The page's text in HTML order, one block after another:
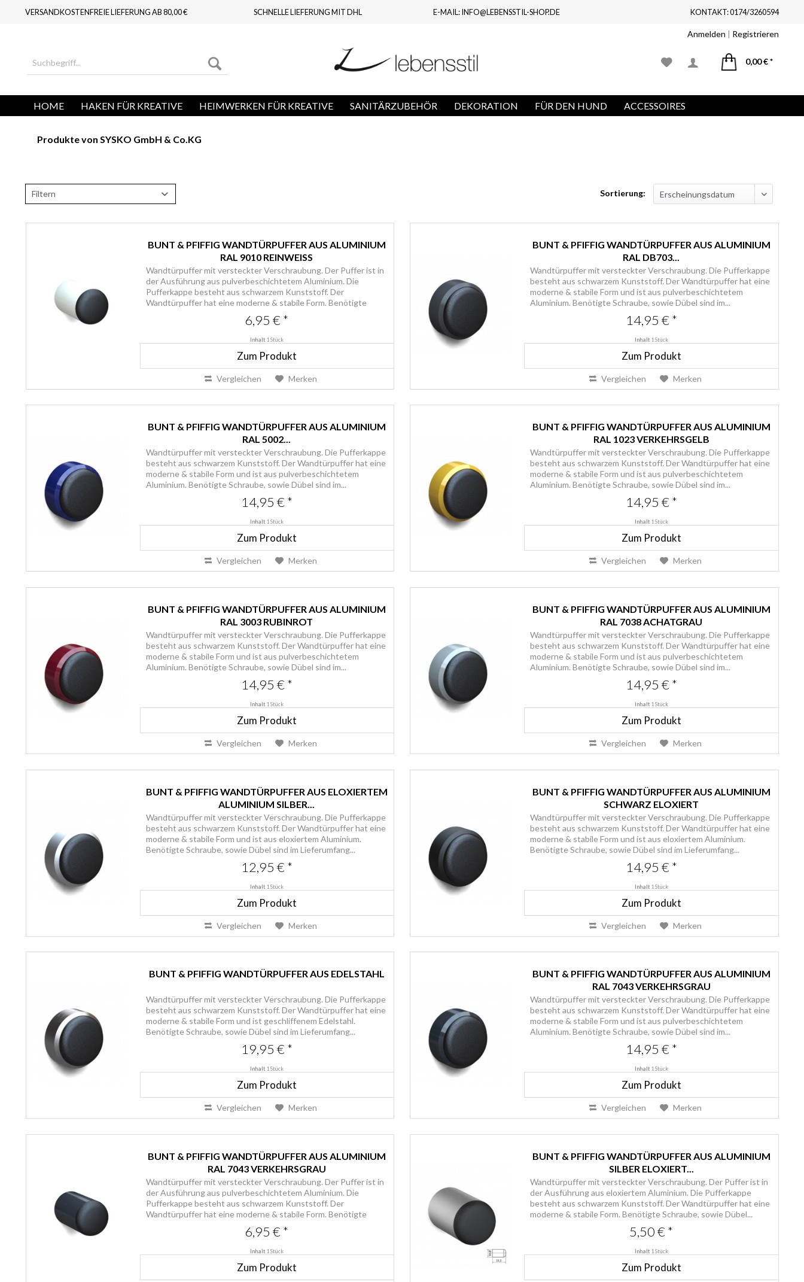
VERSANDKOSTENFREIE LIEFERUNG AB 80,00 € SCHNELLE LIEFERUNG MIT DHL E-MAIL: INFO@LEBENSSTIL-SHOP.DE KONTAKT: 0174/3260594
Anmelden | Registrieren
0,00 € *
HOME HAKEN FÜR KREATIVE HEIMWERKEN FÜR KREATIVE SANITÄRZUBEHÖR DEKORATION FÜR DEN HUND ACCESSOIRES
Produkte von SYSKO GmbH & Co.KG
Filtern Sortierung:
BUNT & PFIFFIG WANDTÜRPUFFER AUS ALUMINIUM
RAL 9010 REINWEISS
Wandtürpuffer mit versteckter Verschraubung. Der Puffer ist in
der Ausführung aus pulverbeschichtetem Aluminium. Die
Pufferkappe besteht aus schwarzem Kunststoff. Der
Wandtürpuffer hat eine moderne & stabile Form. Benötigte
6,95 € *
Inhalt 1 Stück
Zum Produkt
Vergleichen Merken
BUNT & PFIFFIG WANDTÜRPUFFER AUS ALUMINIUM
RAL DB703...
Wandtürpuffer mit versteckter Verschraubung. Die Pufferkappe
besteht aus schwarzem Kunststoff. Der Wandtürpuffer hat eine
moderne & stabile Form und ist aus pulverbeschichtetem
Aluminium. Benötigte Schraube, sowie Dübel sind im...
14,95 € *
Inhalt 1 Stück
Zum Produkt
Vergleichen Merken
BUNT & PFIFFIG WANDTÜRPUFFER AUS ALUMINIUM
RAL 5002...
Wandtürpuffer mit versteckter Verschraubung. Die Pufferkappe
besteht aus schwarzem Kunststoff. Der Wandtürpuffer hat eine
moderne & stabile Form und ist aus pulverbeschichtetem
Aluminium. Benötigte Schraube, sowie Dübel sind im...
14,95 € *
Inhalt 1 Stück
Zum Produkt
Vergleichen Merken
BUNT & PFIFFIG WANDTÜRPUFFER AUS ALUMINIUM
RAL 1023 VERKEHRSGELB
Wandtürpuffer mit versteckter Verschraubung. Die Pufferkappe
besteht aus schwarzem Kunststoff. Der Wandtürpuffer hat eine
moderne & stabile Form und ist aus pulverbeschichtetem
Aluminium. Benötigte Schraube, sowie Dübel sind im...
14,95 € *
Inhalt 1 Stück
Zum Produkt
Vergleichen Merken
BUNT & PFIFFIG WANDTÜRPUFFER AUS ALUMINIUM
RAL 3003 RUBINROT
Wandtürpuffer mit versteckter Verschraubung. Die Pufferkappe
besteht aus schwarzem Kunststoff. Der Wandtürpuffer hat eine
moderne & stabile Form und ist aus pulverbeschichtetem
Aluminium. Benötigte Schraube, sowie Dübel sind im...
14,95 € *
Inhalt 1 Stück
Zum Produkt
Vergleichen Merken
BUNT & PFIFFIG WANDTÜRPUFFER AUS ALUMINIUM
RAL 7038 ACHATGRAU
Wandtürpuffer mit versteckter Verschraubung. Die Pufferkappe
besteht aus schwarzem Kunststoff. Der Wandtürpuffer hat eine
moderne & stabile Form und ist aus pulverbeschichtetem
Aluminium. Benötigte Schraube, sowie Dübel sind im...
14,95 € *
Inhalt 1 Stück
Zum Produkt
Vergleichen Merken
BUNT & PFIFFIG WANDTÜRPUFFER AUS ELOXIERTEM
ALUMINIUM SILBER...
Wandtürpuffer mit versteckter Verschraubung. Die Pufferkappe
besteht aus schwarzem Kunststoff. Der Wandtürpuffer hat eine
moderne & stabile Form und ist aus eloxiertem Aluminium.
Benötigte Schraube, sowie Dübel sind im Lieferumfang...
12,95 € *
Inhalt 1 Stück
Zum Produkt
Vergleichen Merken
BUNT & PFIFFIG WANDTÜRPUFFER AUS ALUMINIUM
SCHWARZ ELOXIERT
Wandtürpuffer mit versteckter Verschraubung. Die Pufferkappe
besteht aus schwarzem Kunststoff. Der Wandtürpuffer hat eine
moderne & stabile Form und ist aus eloxiertem Aluminium.
Benötigte Schraube, sowie Dübel sind im Lieferumfang...
14,95 € *
Inhalt 1 Stück
Zum Produkt
Vergleichen Merken
BUNT & PFIFFIG WANDTÜRPUFFER AUS EDELSTAHL
Wandtürpuffer mit versteckter Verschraubung. Die Pufferkappe
besteht aus schwarzem Kunststoff. Der Wandtürpuffer hat eine
moderne & stabile Form und ist geschliffenem Edelstahl.
Benötigte Schraube, sowie Dübel sind im Lieferumfang...
19,95 € *
Inhalt 1 Stück
Zum Produkt
Vergleichen Merken
BUNT & PFIFFIG WANDTÜRPUFFER AUS ALUMINIUM
RAL 7043 VERKEHRSGRAU
Wandtürpuffer mit versteckter Verschraubung. Die Pufferkappe
besteht aus schwarzem Kunststoff. Der Wandtürpuffer hat eine
moderne & stabile Form und ist aus pulverbeschichtetem
Aluminium. Benötigte Schraube, sowie Dübel sind im...
14,95 € *
Inhalt 1 Stück
Zum Produkt
Vergleichen Merken
BUNT & PFIFFIG WANDTÜRPUFFER AUS ALUMINIUM
RAL 7043 VERKEHRSGRAU
Wandtürpuffer mit versteckter Verschraubung. Der Puffer ist in
der Ausführung aus pulverbeschichtetem Aluminium. Die
Pufferkappe besteht aus schwarzem Kunststoff. Der
Wandtürpuffer hat eine moderne & stabile Form. Benötigte
6,95 € *
Inhalt 1 Stück
Zum Produkt
BUNT & PFIFFIG WANDTÜRPUFFER AUS ALUMINIUM
SILBER ELOXIERT...
Wandtürpuffer mit versteckter Verschraubung. Der Puffer ist in
der Ausführung aus eloxiertem Aluminium. Die Pufferkappe
besteht aus schwarzem Kunststoff. Der Wandtürpuffer hat eine
moderne & stabile Form. Benötigte Schraube, sowie Dübel...
5,50 € *
Inhalt 1 Stück
Zum Produkt